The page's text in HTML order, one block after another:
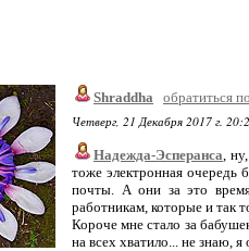
Shraddha
обратиться
Четверг, 21 Декабря 2017 г.
Надежда-Эсперанса,
тоже электронная очередь
почты. А они за это время
работникам, которые и так
Короче мне стало за
на всех хватило... не знаю, я